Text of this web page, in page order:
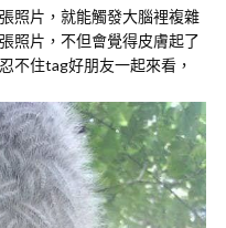
照片，就能觸發大腦裡複雜
照片，不但會覺得皮膚起了
不住tag好朋友一起來看，